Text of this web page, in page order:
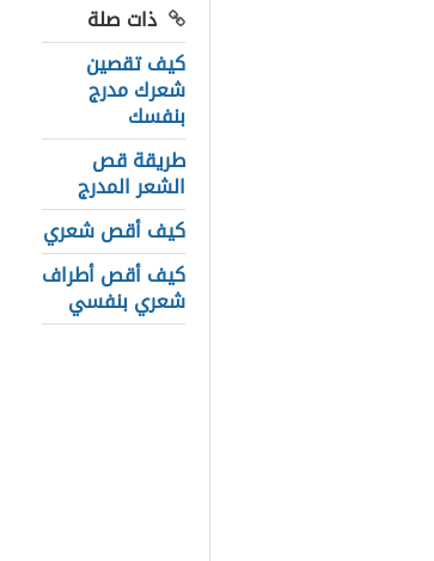
ذات صلة
كيف تقصين
شعرك مدرج
بنفسك
طريقة قص
الشعر المدرج
كيف أقص شعري
كيف أقص أطراف
شعري بنفسي